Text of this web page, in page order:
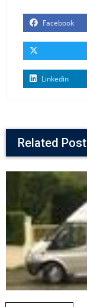
Facebook
Linkedin
Related